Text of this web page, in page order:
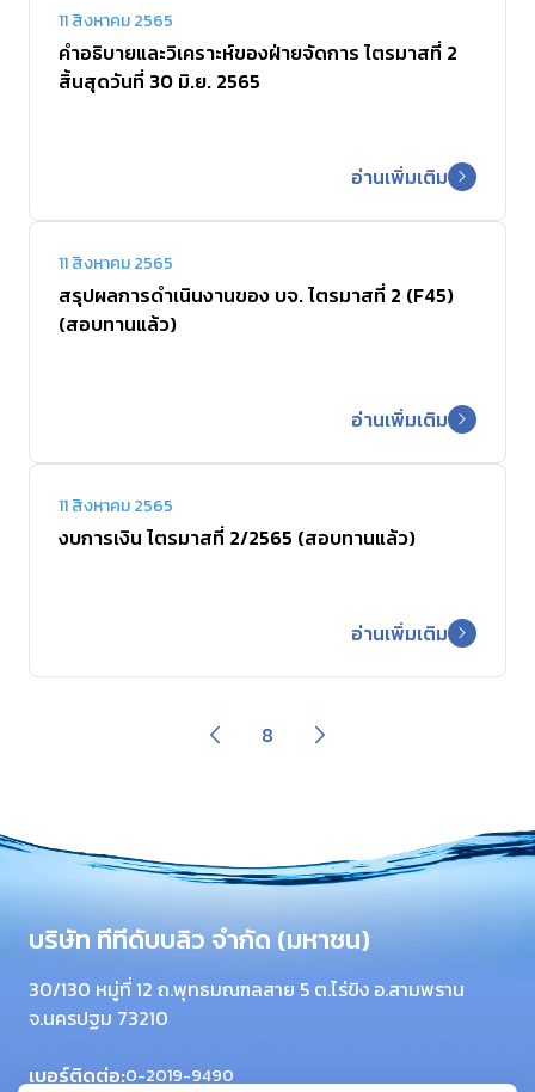
11 สิงหาคม 2565
คำอธิบายและวิเคราะห์ของฝ่ายจัดการ ไตรมาสที่ 2
สิ้นสุดวันที่ 30 มิ.ย. 2565
อ่านเพิ่มเติม
11 สิงหาคม 2565
สรุปผลการดำเนินงานของ บจ. ไตรมาสที่ 2 (F45)
(สอบทานแล้ว)
อ่านเพิ่มเติม
11 สิงหาคม 2565
งบการเงิน ไตรมาสที่ 2/2565 (สอบทานแล้ว)
อ่านเพิ่มเติม
8
บริษัท ทีทีดับบลิว จำกัด (มหาชน)
30/130 หมู่ที่ 12 ถ.พุทธมณฑลสาย 5 ต.ไร่ขิง อ.สามพราน
จ.นครปฐม 73210
เบอร์ติดต่อ:0-2019-9490